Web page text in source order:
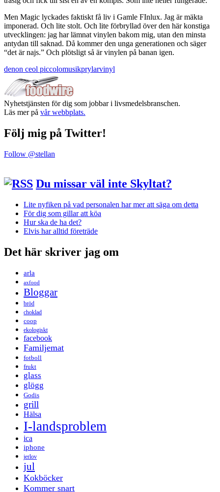
Men Magic lyckades faktiskt få liv i Gamle FInlux. Jag är mäkta
imponerad. Och lite stolt. Och lite förbryllad över den här konstiga
utvecklingen: jag har lämnat vinylen bakom mig, utan den minsta
antydan till saknad. Då kommer den unga generationen och säger
“det är najs.” Och plötsligt så är vinylen på banan igen.
denon ceol piccolomusikprylarvinyl
Nyhetstjänsten för dig som jobbar i livsmedelsbranschen.
Läs mer på vår webbplats.
Följ mig på Twitter!
Follow @stellan
Du missar väl inte Skyltat?
Lite nyfiken på vad personalen har mer att säga om detta
För dig som gillar att köa
Hur ska de ha det?
Elvis har alltid företräde
Det här skriver jag om
arla
axfood
Bloggar
bröd
choklad
coop
ekologiskt
facebook
Familjemat
fotboll
frukt
glass
glögg
Godis
grill
Hälsa
I-landsproblem
ica
iphone
jerlov
jul
Kokböcker
Kommer snart